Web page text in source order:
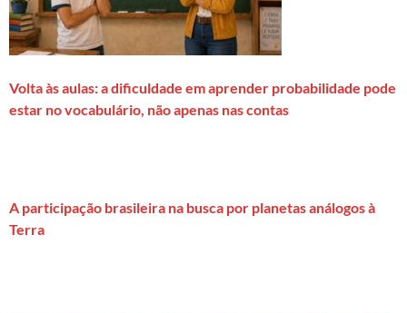
Volta às aulas: a dificuldade em aprender probabilidade pode
estar no vocabulário, não apenas nas contas
A participação brasileira na busca por planetas análogos à
Terra